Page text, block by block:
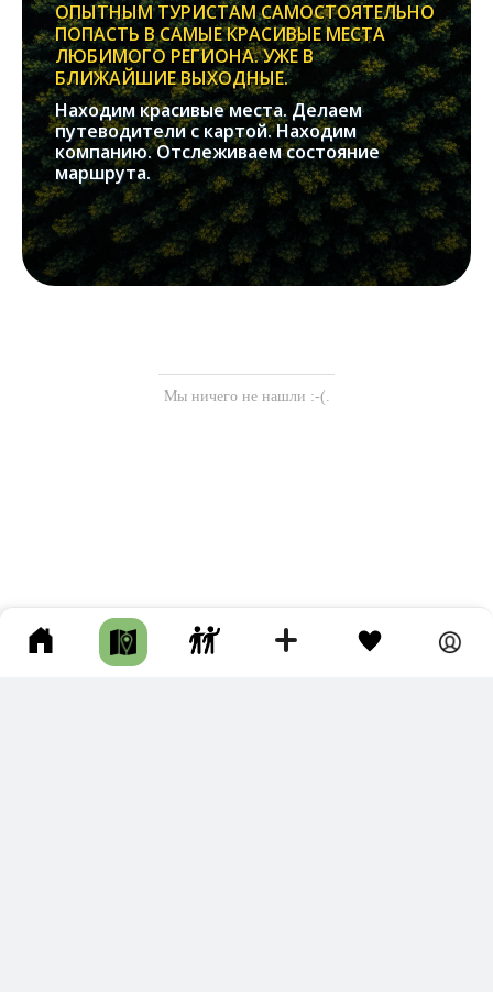
ОПЫТНЫМ ТУРИСТАМ САМОСТОЯТЕЛЬНО
ПОПАСТЬ В САМЫЕ КРАСИВЫЕ МЕСТА
ЛЮБИМОГО РЕГИОНА. УЖЕ В
БЛИЖАЙШИЕ ВЫХОДНЫЕ.
Находим красивые места. Делаем
путеводители с картой. Находим
компанию. Отслеживаем состояние
маршрута.
Мы ничего не нашли :-(.